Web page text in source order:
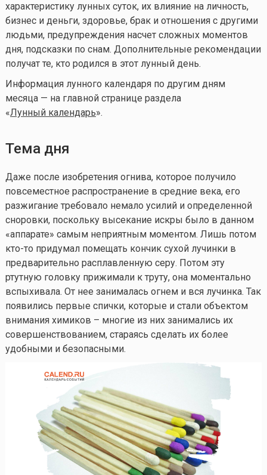
характеристику лунных суток, их влияние на личность,
бизнес и деньги, здоровье, брак и отношения с другими
людьми, предупреждения насчет сложных моментов
дня, подсказки по снам. Дополнительные рекомендации
получат те, кто родился в этот лунный день.
Информация лунного календаря по другим дням
месяца — на главной странице раздела
«Лунный календарь».
Тема дня
Даже после изобретения огнива, которое получило
повсеместное распространение в средние века, его
разжигание требовало немало усилий и определенной
сноровки, поскольку высекание искры было в данном
«аппарате» самым неприятным моментом. Лишь потом
кто-то придумал помещать кончик сухой лучинки в
предварительно расплавленную серу. Потом эту
ртутную головку прижимали к труту, она моментально
вспыхивала. От нее занималась огнем и вся лучинка. Так
появились первые спички, которые и стали объектом
внимания химиков – многие из них занимались их
совершенствованием, стараясь сделать их более
удобными и безопасными.